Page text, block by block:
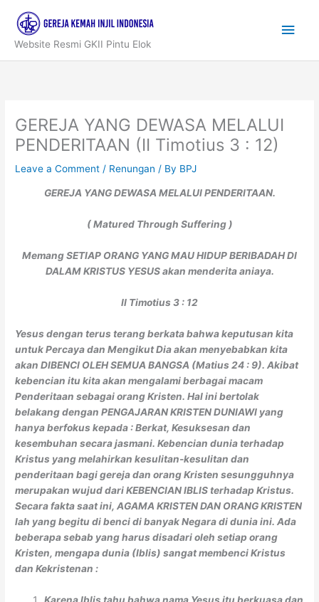
content
Website Resmi GKII Pintu Elok
Main
GEREJA YANG DEWASA MELALUI
PENDERITAAN (II Timotius 3 : 12)
Leave a Comment / Renungan / By BPJ
GEREJA YANG DEWASA MELALUI PENDERITAAN.
( Matured Through Suffering )
Memang SETIAP ORANG YANG MAU HIDUP BERIBADAH DI
DALAM KRISTUS YESUS akan menderita aniaya.
II Timotius 3 : 12
Yesus dengan terus terang berkata bahwa keputusan kita
untuk Percaya dan Mengikut Dia akan menyebabkan kita
akan DIBENCI OLEH SEMUA BANGSA (Matius 24 : 9). Akibat
kebencian itu kita akan mengalami berbagai macam
Penderitaan sebagai orang Kristen. Hal ini bertolak
belakang dengan PENGAJARAN KRISTEN DUNIAWI yang
hanya berfokus kepada : Berkat, Kesuksesan dan
kesembuhan secara jasmani. Kebencian dunia terhadap
Kristus yang melahirkan kesulitan-kesulitan dan
penderitaan bagi gereja dan orang Kristen sesungguhnya
merupakan wujud dari KEBENCIAN IBLIS terhadap Kristus.
Secara fakta saat ini, AGAMA KRISTEN DAN ORANG KRISTEN
lah yang begitu di benci di banyak Negara di dunia ini. Ada
beberapa sebab yang harus disadari oleh setiap orang
Kristen, mengapa dunia (Iblis) sangat membenci Kristus
dan Kekristenan :
Karena Iblis tahu bahwa nama Yesus itu berkuasa dan